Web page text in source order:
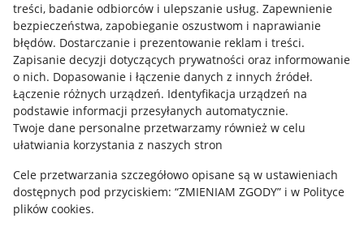
treści, badanie odbiorców i ulepszanie usług. Zapewnienie
bezpieczeństwa, zapobieganie oszustwom i naprawianie
błędów. Dostarczanie i prezentowanie reklam i treści.
Zapisanie decyzji dotyczących prywatności oraz informowanie
o nich. Dopasowanie i łączenie danych z innych źródeł.
Łączenie różnych urządzeń. Identyfikacja urządzeń na
podstawie informacji przesyłanych automatycznie.
Twoje dane personalne przetwarzamy również w celu
ułatwiania korzystania z naszych stron
Cele przetwarzania szczegółowo opisane są w ustawieniach
dostępnych pod przyciskiem: “ZMIENIAM ZGODY” i w Polityce
plików cookies.
Mapa miejscowości
Informacje prawne
Regulamin
Polityka plików "cookies"
Ustawienia plików "cookies"
Udostępnianie lokalizacji
Informacje dla Aktu o Usługach Cyfrowych